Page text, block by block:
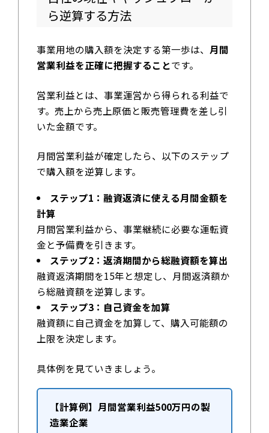
ら逆算する方法
事業用地の購入額を決定する第一歩は、 月間
営業利益を正確に把握することです。
営業利益とは、事業運営から得られる利益で
す。売上から売上原価と販売管理費を差し引
いた金額です。
月間営業利益が確定したら、以下のステップ
で購入額を逆算します。
ステップ1：融資返済に使える月間金額を
計算
月間営業利益から、事業継続に必要な運転資
金と予備費を引きます。
ステップ2：返済期間から総融資額を算出
融資返済期間を15年と想定し、月間返済額か
ら総融資額を逆算します。
ステップ3：自己資金を加算
融資額に自己資金を加算して、購入可能額の
上限を決定します。
具体例を見ていきましょう。
【計算例】月間営業利益500万円の製
造業企業